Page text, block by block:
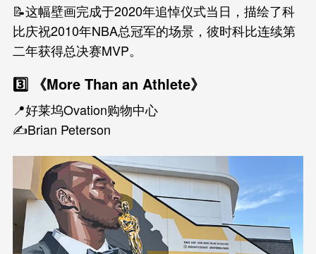
📝这幅壁画完成于2020年追悼仪式当日，描绘了科
比庆祝2010年NBA总冠军的场景，彼时科比连续第
二年获得总决赛MVP。
3️⃣ 《More Than an Athlete》
📍好莱坞Ovation购物中心
✍️Brian Peterson